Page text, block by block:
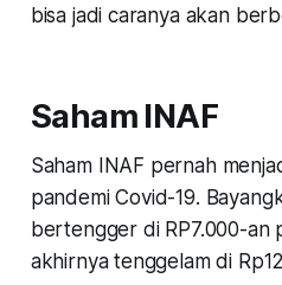
bisa jadi caranya akan
Saham INAF
Saham INAF pernah
pandemi Covid-19.
bertengger di RP7.000-an
akhirnya tenggelam di